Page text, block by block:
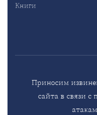
Книги
Приносим
сайта в связи